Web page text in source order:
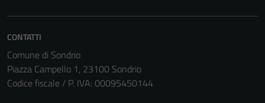
CONTATTI
Comune di Sondrio
Piazza Campello 1, 23100 Sondrio
Codice fiscale / P. IVA: 00095450144